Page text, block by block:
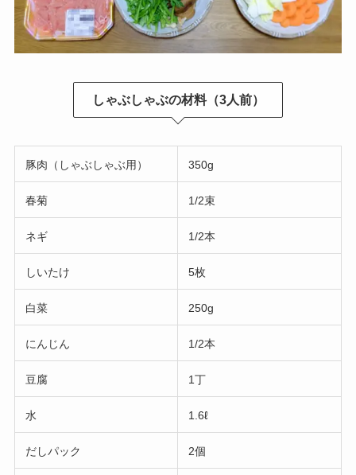
しゃぶしゃぶの材料（3人前）
豚肉（しゃぶしゃぶ用） 350g
春菊 1/2束
ネギ 1/2本
しいたけ 5枚
白菜 250g
にんじん 1/2本
豆腐 1丁
水 1.6ℓ
だしパック 2個